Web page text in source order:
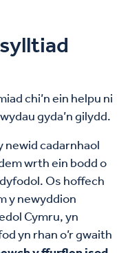
chi’n ein helpu ni
gyda’n gilydd.
newid cadarnhaol
wrth ein bodd o
Os hoffech
y newyddion
Cymru, yn
yn rhan o’r gwaith